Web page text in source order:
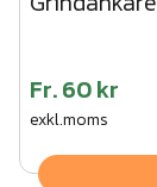
Fr.60 kr
exkl.moms